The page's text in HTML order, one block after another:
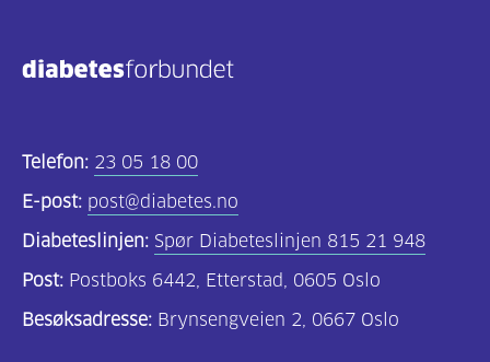
Telefon: 23 05 18 00
E-post: post@diabetes.no
Diabeteslinjen: Spør Diabeteslinjen 815 21 948
Post: Postboks 6442, Etterstad, 0605 Oslo
Besøksadresse: Brynsengveien 2, 0667 Oslo